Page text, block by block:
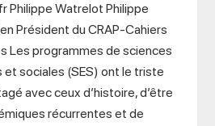
Philippe Watrelot Philippe
Président du CRAP-Cahiers
Les programmes de sciences
et sociales (SES) ont le triste
avec ceux d’histoire, d’être
récurrentes et de